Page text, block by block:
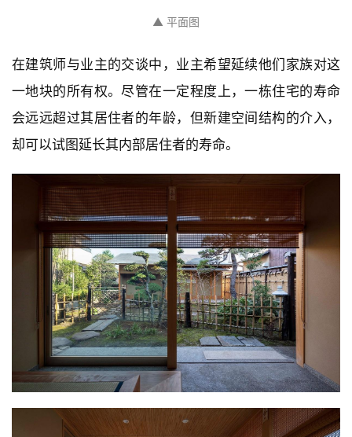
▲ 平面图
在建筑师与业主的交谈中，业主希望延续他们家族对这
一地块的所有权。尽管在一定程度上，一栋住宅的寿命
会远远超过其居住者的年龄，但新建空间结构的介入，
却可以试图延长其内部居住者的寿命。